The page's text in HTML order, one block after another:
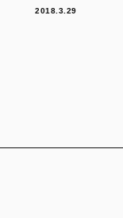
2018.3.29